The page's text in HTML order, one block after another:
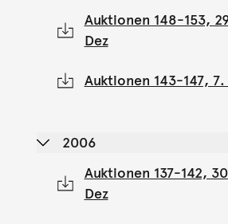
Auktionen 148-153,
Dez
Auktionen 143-147,
2006
Auktionen 137-142,
Dez